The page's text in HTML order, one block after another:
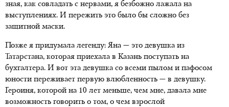
зная, как совладать с нервами, я безбожно лажала на
выступлениях. И пережить это было бы сложно без
защитной маски.
Позже я придумала легенду: Яна — это девушка из
Татарстана, которая приехала в Казань поступать на
бухгалтера. И вот эта девушка со всеми пылом и пафосом
юности переживает первую влюбленность — в девушку.
Героиня, которой на 10 лет меньше, чем мне, давала мне
возможность говорить о том, о чем взрослой